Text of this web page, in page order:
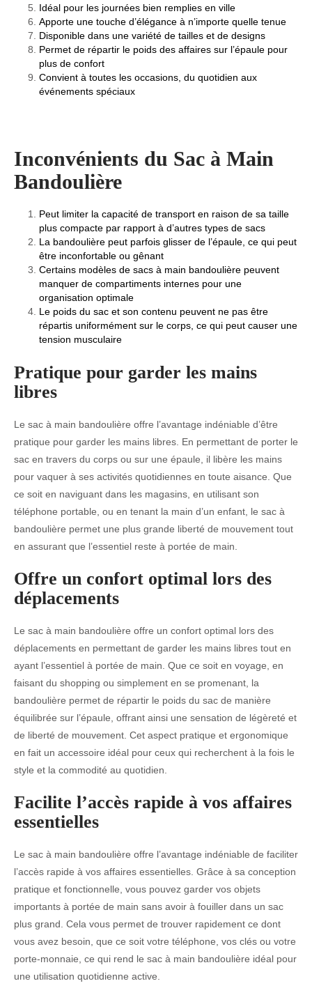
Idéal pour les journées bien remplies en ville
Apporte une touche d’élégance à n’importe quelle tenue
Disponible dans une variété de tailles et de designs
Permet de répartir le poids des affaires sur l’épaule pour
plus de confort
Convient à toutes les occasions, du quotidien aux
événements spéciaux
Inconvénients du Sac à Main
Bandoulière
Peut limiter la capacité de transport en raison de sa taille
plus compacte par rapport à d’autres types de sacs
La bandoulière peut parfois glisser de l’épaule, ce qui peut
être inconfortable ou gênant
Certains modèles de sacs à main bandoulière peuvent
manquer de compartiments internes pour une
organisation optimale
Le poids du sac et son contenu peuvent ne pas être
répartis uniformément sur le corps, ce qui peut causer une
tension musculaire
Pratique pour garder les mains
libres
Le sac à main bandoulière offre l’avantage indéniable d’être
pratique pour garder les mains libres. En permettant de porter le
sac en travers du corps ou sur une épaule, il libère les mains
pour vaquer à ses activités quotidiennes en toute aisance. Que
ce soit en naviguant dans les magasins, en utilisant son
téléphone portable, ou en tenant la main d’un enfant, le sac à
bandoulière permet une plus grande liberté de mouvement tout
en assurant que l’essentiel reste à portée de main.
Offre un confort optimal lors des
déplacements
Le sac à main bandoulière offre un confort optimal lors des
déplacements en permettant de garder les mains libres tout en
ayant l’essentiel à portée de main. Que ce soit en voyage, en
faisant du shopping ou simplement en se promenant, la
bandoulière permet de répartir le poids du sac de manière
équilibrée sur l’épaule, offrant ainsi une sensation de légèreté et
de liberté de mouvement. Cet aspect pratique et ergonomique
en fait un accessoire idéal pour ceux qui recherchent à la fois le
style et la commodité au quotidien.
Facilite l’accès rapide à vos affaires
essentielles
Le sac à main bandoulière offre l’avantage indéniable de faciliter
l’accès rapide à vos affaires essentielles. Grâce à sa conception
pratique et fonctionnelle, vous pouvez garder vos objets
importants à portée de main sans avoir à fouiller dans un sac
plus grand. Cela vous permet de trouver rapidement ce dont
vous avez besoin, que ce soit votre téléphone, vos clés ou votre
porte-monnaie, ce qui rend le sac à main bandoulière idéal pour
une utilisation quotidienne active.